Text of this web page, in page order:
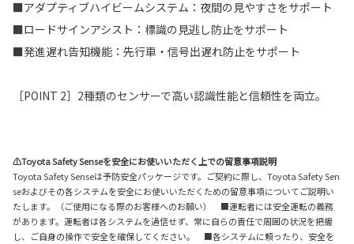
■アダプティブハイビームシステム：夜間の見やすさをサポート
■ロードサインアシスト：標識の見逃し防止をサポート
■発進遅れ告知機能：先行車・信号出遅れ防止をサポート
［POINT 2］2種類のセンサーで高い認識性能と信頼性を両立。
⚠Toyota Safety Senseを安全にお使いいただく上での留意事項説明
Toyota Safety Senseは予防安全パッケージです。ご契約に際し、Toyota Safety Sen
seおよびその各システムを安全にお使いいただくための留意事項についてご説明い
たします。（ご使用になる際のお客様へのお願い） ■運転者には安全運転の義務
があります。運転者は各システムを過信せず、常に自らの責任で周囲の状況を把握
し、ご自身の操作で安全を確保してください。 ■各システムに頼ったり、安全を